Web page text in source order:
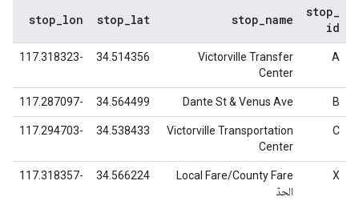
stop
id
stop name
stop lat
stop lon
A
Victorville Transfer
Center
34.514356
-117.318323
B
Dante St & Venus Ave
34.564499
-117.287097
C
Victorville Transportation
Center
34.538433
-117.294703
X
Local Fare/County Fare
الحدّ
34.566224
-117.318357